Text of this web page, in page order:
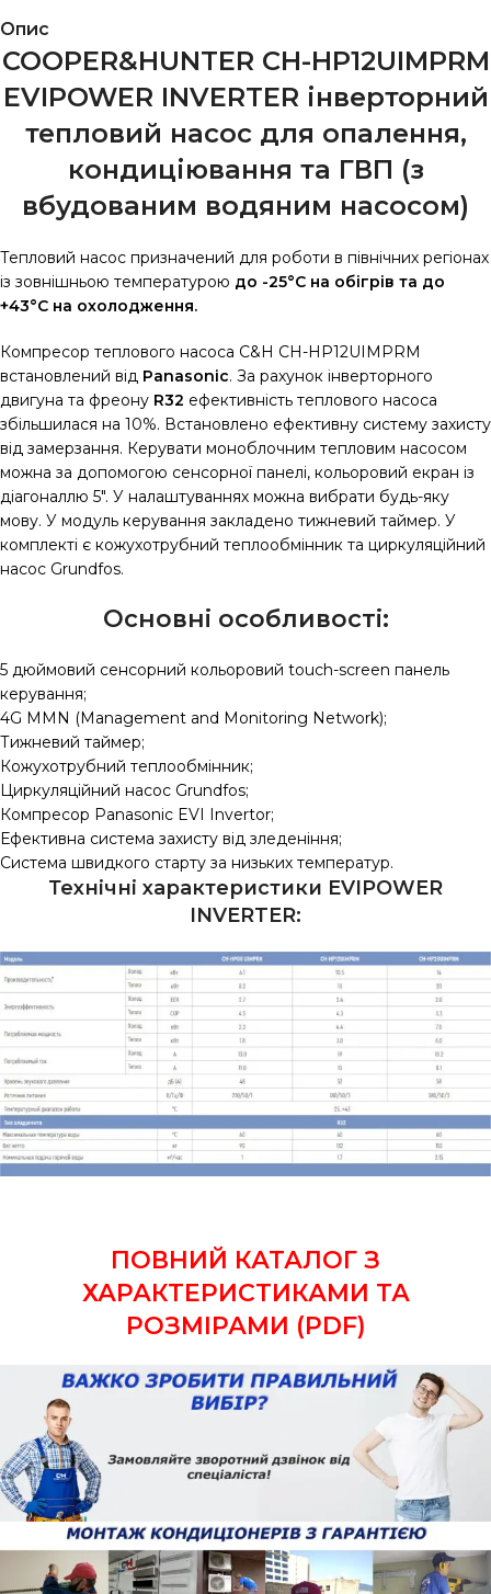
Опис
COOPER&HUNTER CH-HP12UIMPRM
EVIPOWER INVERTER інверторний
тепловий насос для опалення,
кондиціювання та ГВП (з
вбудованим водяним насосом)
Тепловий насос призначений для роботи в північних регіонах
із зовнішньою температурою до -25°C на обігрів та до
+43°C на охолодження.
Компресор теплового насоса C&H CH-HP12UIMPRM
встановлений від Panasonic. За рахунок інверторного
двигуна та фреону R32 ефективність теплового насоса
збільшилася на 10%. Встановлено ефективну систему захисту
від замерзання. Керувати моноблочним тепловим насосом
можна за допомогою сенсорної панелі, кольоровий екран із
діагоналлю 5″. У налаштуваннях можна вибрати будь-яку
мову. У модуль керування закладено тижневий таймер. У
комплекті є кожухотрубний теплообмінник та циркуляційний
насос Grundfos.
Основні особливості:
5 дюймовий сенсорний кольоровий touch-screen панель
керування;
4G MMN (Management and Monitoring Network);
Тижневий таймер;
Кожухотрубний теплообмінник;
Циркуляційний насос Grundfos;
Компресор Panasonic EVI Invertor;
Ефективна система захисту від зледеніння;
Система швидкого старту за низьких температур.
Технічні характеристики EVIPOWER
INVERTER:
ПОВНИЙ КАТАЛОГ З
ХАРАКТЕРИСТИКАМИ ТА
РОЗМІРАМИ (PDF)